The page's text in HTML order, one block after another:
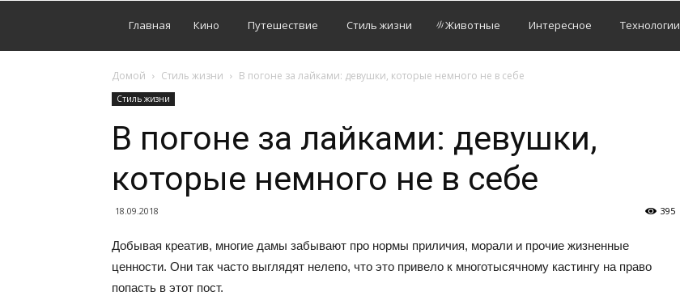
Главная Кино Путешествие Стиль жизни Животные Интересное Технологии
Домой Стиль жизни В погоне за лайками: девушки, которые немного не в себе
Стиль жизни
В погоне за лайками: девушки,
которые немного не в себе
18.09.2018 395
Добывая креатив, многие дамы забывают про нормы приличия, морали и прочие жизненные
ценности. Они так часто выглядят нелепо, что это привело к многотысячному кастингу на право
попасть в этот пост.